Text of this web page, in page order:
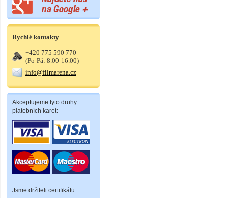
Rychlé kontakty
+420 775 590 770
(Po-Pá: 8.00-16.00)
info@filmarena.cz
Akceptujeme tyto druhy
platebních karet:
Jsme držiteli certifikátu: